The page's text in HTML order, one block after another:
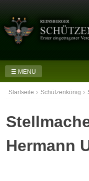
content
☰ MENU
Startseite › Schützenkönig ›
Hermann